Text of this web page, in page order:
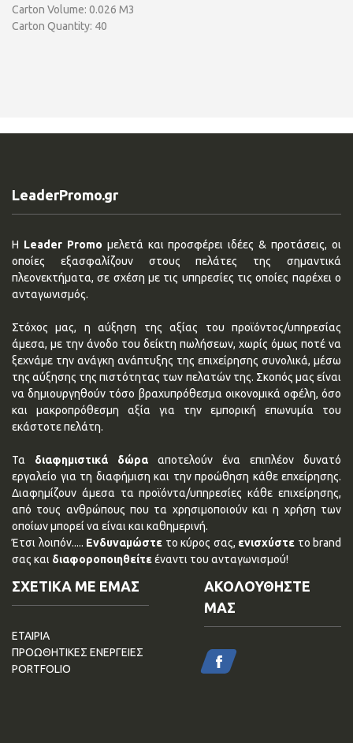
Carton Volume: 0.026 M3
Carton Quantity: 40
LeaderPromo.gr
Η Leader Promo μελετά και προσφέρει ιδέες & προτάσεις, οι
οποίες εξασφαλίζουν στους πελάτες της σημαντικά
πλεονεκτήματα, σε σχέση με τις υπηρεσίες τις οποίες παρέχει ο
ανταγωνισμός.
Στόχος μας, η αύξηση της αξίας του προϊόντος/υπηρεσίας
άμεσα, με την άνοδο του δείκτη πωλήσεων, χωρίς όμως ποτέ να
ξεχνάμε την ανάγκη ανάπτυξης της επιχείρησης συνολικά, μέσω
της αύξησης της πιστότητας των πελατών της. Σκοπός μας είναι
να δημιουργηθούν τόσο βραχυπρόθεσμα οικονομικά οφέλη, όσο
και μακροπρόθεσμη αξία για την εμπορική επωνυμία του
εκάστοτε πελάτη.
Τα διαφημιστικά δώρα αποτελούν ένα επιπλέον δυνατό
εργαλείο για τη διαφήμιση και την προώθηση κάθε επχείρησης.
Διαφημίζουν άμεσα τα προϊόντα/υπηρεσίες κάθε επιχείρησης,
από τους ανθρώπους που τα χρησιμοποιούν και η χρήση των
οποίων μπορεί να είναι και καθημερινή.
Έτσι λοιπόν..... Ενδυναμώστε το κύρος σας, ενισχύστε το brand
σας και διαφοροποιηθείτεέναντι του ανταγωνισμού!
ΣΧΕΤΙΚΑ ΜΕ ΕΜΑΣ
ΕΤΑΙΡΙΑ
ΠΡΟΩΘΗΤΙΚΕΣ ΕΝΕΡΓΕΙΕΣ
PORTFOLIO
ΑΚΟΛΟΥΘΗΣΤΕ
ΜΑΣ